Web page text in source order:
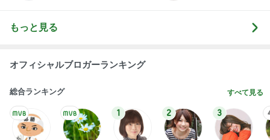
もっと見る
オフィシャルブロガーランキング
総合ランキング すべて見る
1 2 3